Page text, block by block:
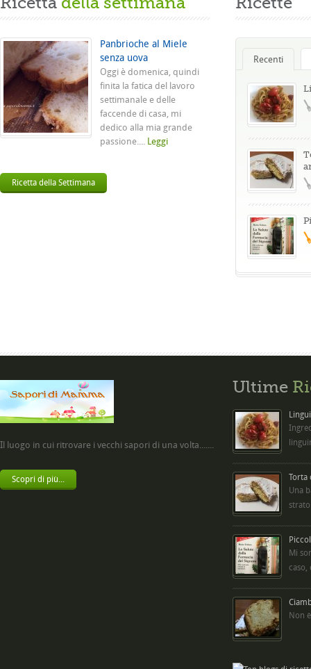
Panbrioche al Miele
senza uova
Oggi è domenica, quindi
finita la fatica del lavoro
settimanale e delle
faccende di casa, mi
dedico alla mia grande
passione.... Leggi
Ricetta della Settimana
Recenti
Il luogo in cui ritrovare i vecchi sapori di una volta.......
Scopri di più...
Ultime
Torta
Una
Mi
caso,
Non